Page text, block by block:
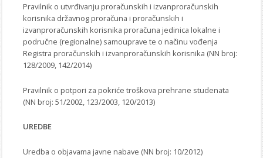
Pravilnik o utvrđivanju proračunskih i izvanproračunskih
korisnika državnog proračuna i proračunskih i
izvanproračunskih korisnika proračuna jedinica lokalne i
područne (regionalne) samouprave te o načinu vođenja
Registra proračunskih i izvanproračunskih korisnika (NN broj:
128/2009, 142/2014)
Pravilnik o potpori za pokriće troškova prehrane studenata
(NN broj: 51/2002, 123/2003, 120/2013)
UREDBE
Uredba o objavama javne nabave (NN broj: 10/2012)